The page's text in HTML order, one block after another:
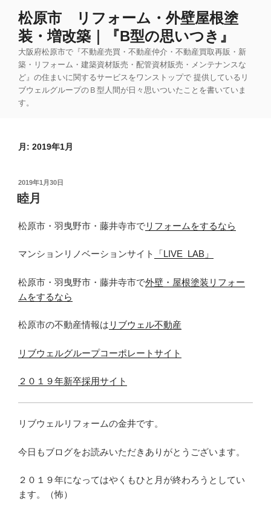
松原市 リフォーム・外壁屋根塗
装・増改築｜『B型の思いつき』
大阪府松原市で『不動産売買・不動産仲介・不動産買取再販・新
築・リフォーム・建築資材販売・配管資材販売・メンテナンスな
ど』の住まいに関するサービスをワンストップで 提供しているリ
ブウェルグループのＢ型人間が日々思いついたことを書いていま
す。
月: 2019年1月
投
稿
日:
2019年1月30日
睦月
松原市・羽曳野市・藤井寺市でリフォームをするなら
マンションリノベーションサイト 「LIVE_LAB」
松原市・羽曳野市・藤井寺市で外壁・屋根塗装リフォー
ムをするなら
松原市の不動産情報は リブウェル不動産
リブウェルグループコーポレートサイト
２０１９年新卒採用サイト
リブウェルリフォームの金井です。
今日もブログをお読みいただきありがとうございます。
２０１９年になってはやくもひと月が終わろうとしてい
ます。（怖）